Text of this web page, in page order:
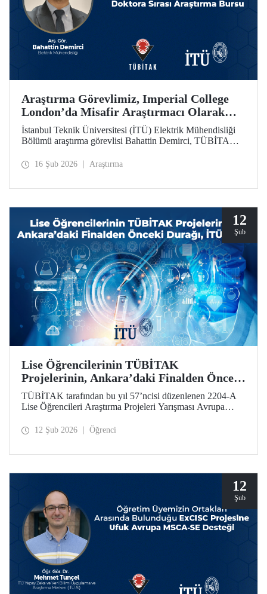
Araştırma Görevlimiz, Imperial College
London’da Misafir Araştırmacı Olarak
Çalışacak
İstanbul Teknik Üniversitesi (İTÜ) Elektrik Mühendisliği
Bölümü araştırma görevlisi Bahattin Demirci, TÜBİTAK
kapsamında Imperial College London’da 1 yıl süreyle
16 Şub 2026 Araştırma
12
Şub
Lise Öğrencilerinin TÜBİTAK
Projelerinin, Ankara’daki Finalden Önceki
Durağı, İTÜ Oldu
TÜBİTAK tarafından bu yıl 57’ncisi düzenlenen 2204-A
Lise Öğrencileri Araştırma Projeleri Yarışması Avrupa
gerçekleştirildi.
12 Şub 2026 Öğrenci
12
Şub